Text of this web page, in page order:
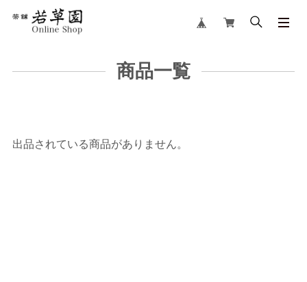
商品一覧
出品されている商品がありません。